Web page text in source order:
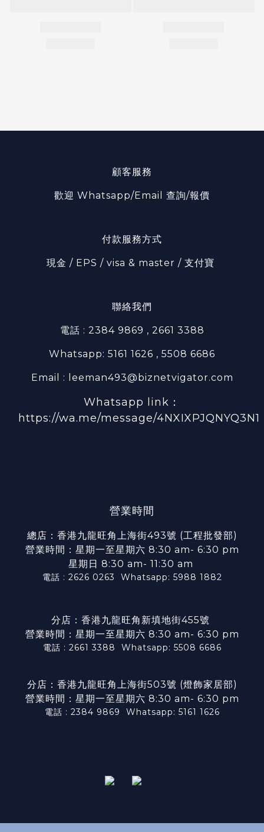
顧客服務
歡迎 Whatsapp/Email 查詢/報價
付款服務方式
現金 / EPS / visa & master / 支付寶
聯絡我們
電話 : 2384 9869 , 2661 3388
Whatsapp: 5161 1626 , 5508 6686
Email : leeman493@biznetvigator.com
Whatsapp link：
https://wa.me/message/4NXIXPJQNYQ3N1
營業時間
總店：香港九龍旺角上海街493號 (工程批發部)
營業時間：星期一至星期六 8:30 am- 6:30 pm
星期日 8:30 am- 11:30 am
電話 : 2626 0263 Whatsapp: 5988 1882
分店：香港九龍旺角新填地街455號
營業時間：星期一至星期六 8:30 am- 6:30 pm
電話 : 2661 3388 Whatsapp: 5508 6686
分店：香港九龍旺角上海街503號 (燈飾家居部)
營業時間：星期一至星期六 8:30 am- 6:30 pm
電話 : 2384 9869 Whatsapp: 5161 1626